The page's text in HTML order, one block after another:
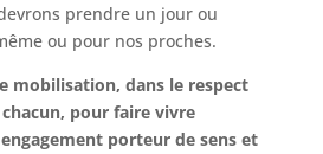
prendre un jour ou
ou pour nos proches.
mobilisation, dans le respect
pour faire vivre
porteur de sens et